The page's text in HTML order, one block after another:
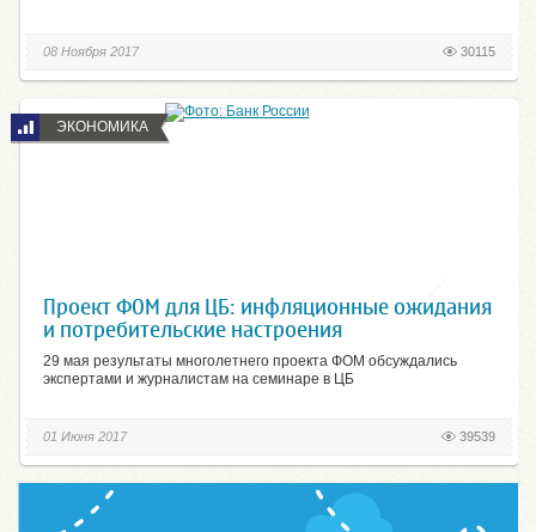
30115
08 Ноября 2017
ЭКОНОМИКА
Проект ФОМ для ЦБ: инфляционные ожидания
и потребительские настроения
29 мая результаты многолетнего проекта ФОМ обсуждались
экспертами и журналистам на семинаре в ЦБ
39539
01 Июня 2017